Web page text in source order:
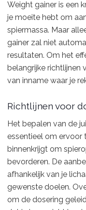
Weight gainer is een
je moeite hebt om
spiermassa. Maar
gainer zal niet
resultaten. Om het
belangrijke richtlijnen
van inname waar je
Richtlijnen voor
Het bepalen van de
essentieel om ervoor
binnenkrijgt om
bevorderen. De
afhankelijk van je
gewenste doelen.
om de dosering